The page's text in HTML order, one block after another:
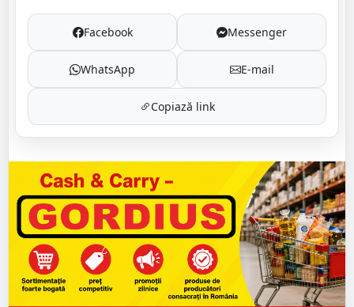
Facebook Messenger
WhatsApp E-mail
Copiază link